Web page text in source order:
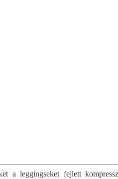
a leggingseket fejlett